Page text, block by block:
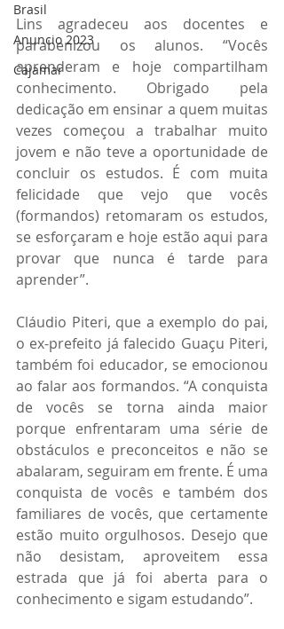
Brasil
Anuncio 2023
Cajamar
Lins agradeceu aos docentes e
parabenizou os alunos. “Vocês
aprenderam e hoje compartilham
conhecimento. Obrigado pela
dedicação em ensinar a quem muitas
vezes começou a trabalhar muito
jovem e não teve a oportunidade de
concluir os estudos. É com muita
felicidade que vejo que vocês
(formandos) retomaram os estudos,
se esforçaram e hoje estão aqui para
provar que nunca é tarde para
aprender”.
Cláudio Piteri, que a exemplo do pai,
o ex-prefeito já falecido Guaçu Piteri,
também foi educador, se emocionou
ao falar aos formandos. “A conquista
de vocês se torna ainda maior
porque enfrentaram uma série de
obstáculos e preconceitos e não se
abalaram, seguiram em frente. É uma
conquista de vocês e também dos
familiares de vocês, que certamente
estão muito orgulhosos. Desejo que
não desistam, aproveitem essa
estrada que já foi aberta para o
conhecimento e sigam estudando”.